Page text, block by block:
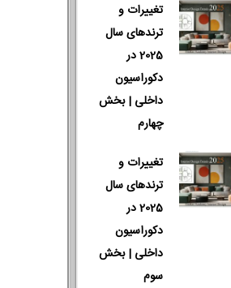
تغییرات و
ترندهای سال
2025 در
دکوراسیون
داخلی | بخش
چهارم
تغییرات و
ترندهای سال
2025 در
دکوراسیون
داخلی | بخش
سوم